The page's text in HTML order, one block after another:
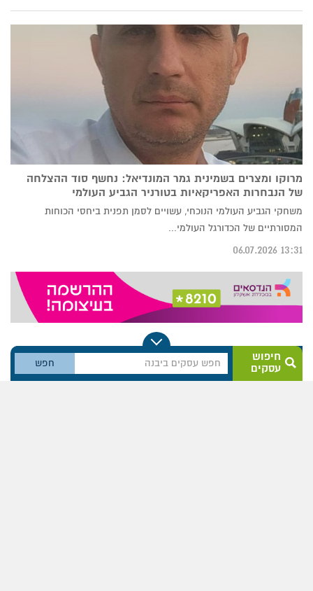
מרוקו ומצרים בשמינית גמר המונדיאל: נחשף סוד ההצלחה
של הנבחרות האפריקאיות בטורניר הגביע העולמי
משחקי הגביע העולמי הנוכחי, עשויים לסמן תפנית ביחסי הכוחות
המסורתיים של הכדורגל העולמי...
13:31 06.07.2026
חיפוש
עסקים